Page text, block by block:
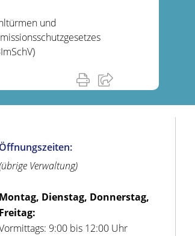
und
Öffnungszeiten:
Verwaltung)
Montag, Dienstag, Donnerstag,
Freitag:
9:00 bis 12:00 Uhr